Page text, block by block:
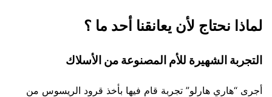
لماذا نحتاج لأن يعانقنا أحد ما ؟
التجربة الشهيرة للأم المصنوعة من الأسلاك
أجرى “هاري هارلو” تجربة قام فيها بأخذ قرود الريسوس من